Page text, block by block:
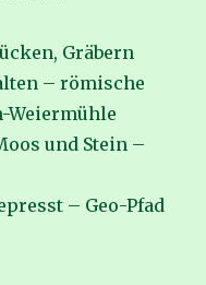
Gräbern
– römische
Weiermühle
und Stein –
– Geo-Pfad